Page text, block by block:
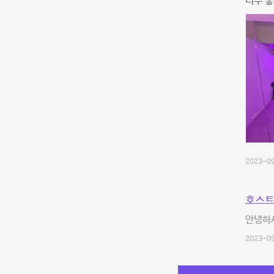
2023-
호스
안녕
2023-